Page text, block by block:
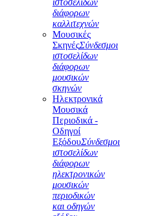
ιστοσελίδων
διάφορων
καλλιτεχνών
Μουσικές
ΣκηνέςΣύνδεσμοι
ιστοσελίδων
διάφορων
μουσικών
σκηνών
Ηλεκτρονικά
Μουσικά
Περιοδικά -
Οδηγοί
ΕξόδουΣύνδεσμοι
ιστοσελίδων
διάφορων
ηλεκτρονικών
μουσικών
περιοδικών
και οδηγών